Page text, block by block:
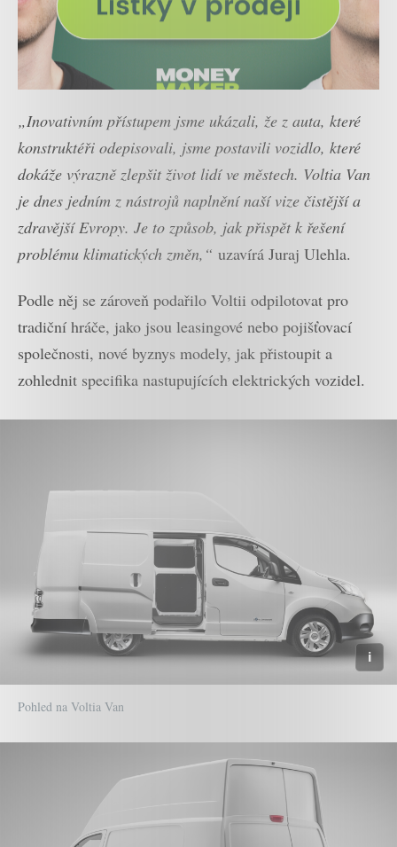
„Inovativním přístupem jsme ukázali, že z auta, které
konstruktéři odepisovali, jsme postavili vozidlo, které
dokáže výrazně zlepšit život lidí ve městech. Voltia Van
je dnes jedním z nástrojů naplnění naší vize čistější a
zdravější Evropy. Je to způsob, jak přispět k řešení
problému klimatických změn,“ uzavírá Juraj Ulehla.
Podle něj se zároveň podařilo Voltii odpilotovat pro
tradiční hráče, jako jsou leasingové nebo pojišťovací
společnosti, nové byznys modely, jak přistoupit a
zohlednit specifika nastupujících elektrických vozidel.
Pohled na Voltia Van